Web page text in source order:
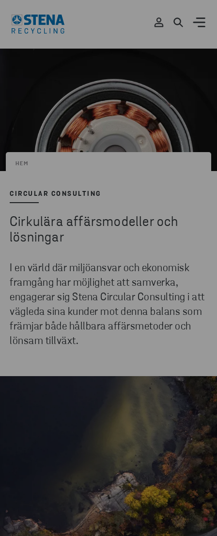
HEM
CIRCULAR CONSULTING
Cirkulära affärsmodeller och
lösningar
I en värld där miljöansvar och ekonomisk
framgång har möjlighet att samverka,
engagerar sig Stena Circular Consulting i att
vägleda sina kunder mot denna balans som
främjar både hållbara affärsmetoder och
lönsam tillväxt.